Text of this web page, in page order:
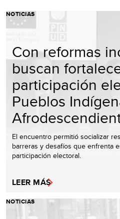
NOTICIAS
Con reformas
buscan
participación
Pueblos
El encuentro permitió socializar
barreras y desafíos que enfrenta
participación electoral.
LEER MÁS
NOTICIAS